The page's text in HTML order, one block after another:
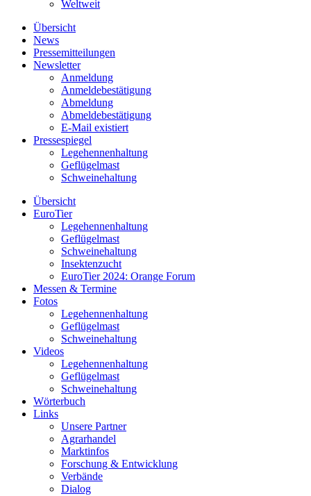
Weltweit
Übersicht
News
Pressemitteilungen
Newsletter
Anmeldung
Anmeldebestätigung
Abmeldung
Abmeldebestätigung
E-Mail existiert
Pressespiegel
Legehennenhaltung
Geflügelmast
Schweinehaltung
Übersicht
EuroTier
Legehennenhaltung
Geflügelmast
Schweinehaltung
Insektenzucht
EuroTier 2024: Orange Forum
Messen & Termine
Fotos
Legehennenhaltung
Geflügelmast
Schweinehaltung
Videos
Legehennenhaltung
Geflügelmast
Schweinehaltung
Wörterbuch
Links
Unsere Partner
Agrarhandel
Marktinfos
Forschung & Entwicklung
Verbände
Dialog